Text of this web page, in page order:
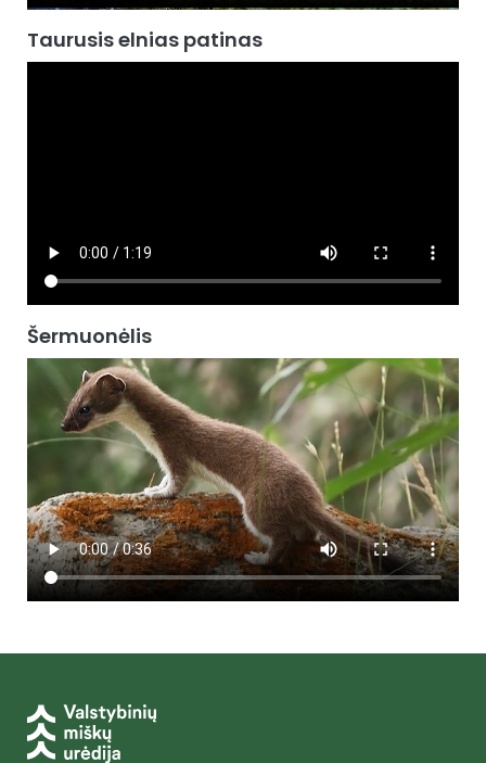
Taurusis elnias patinas
Šermuonėlis